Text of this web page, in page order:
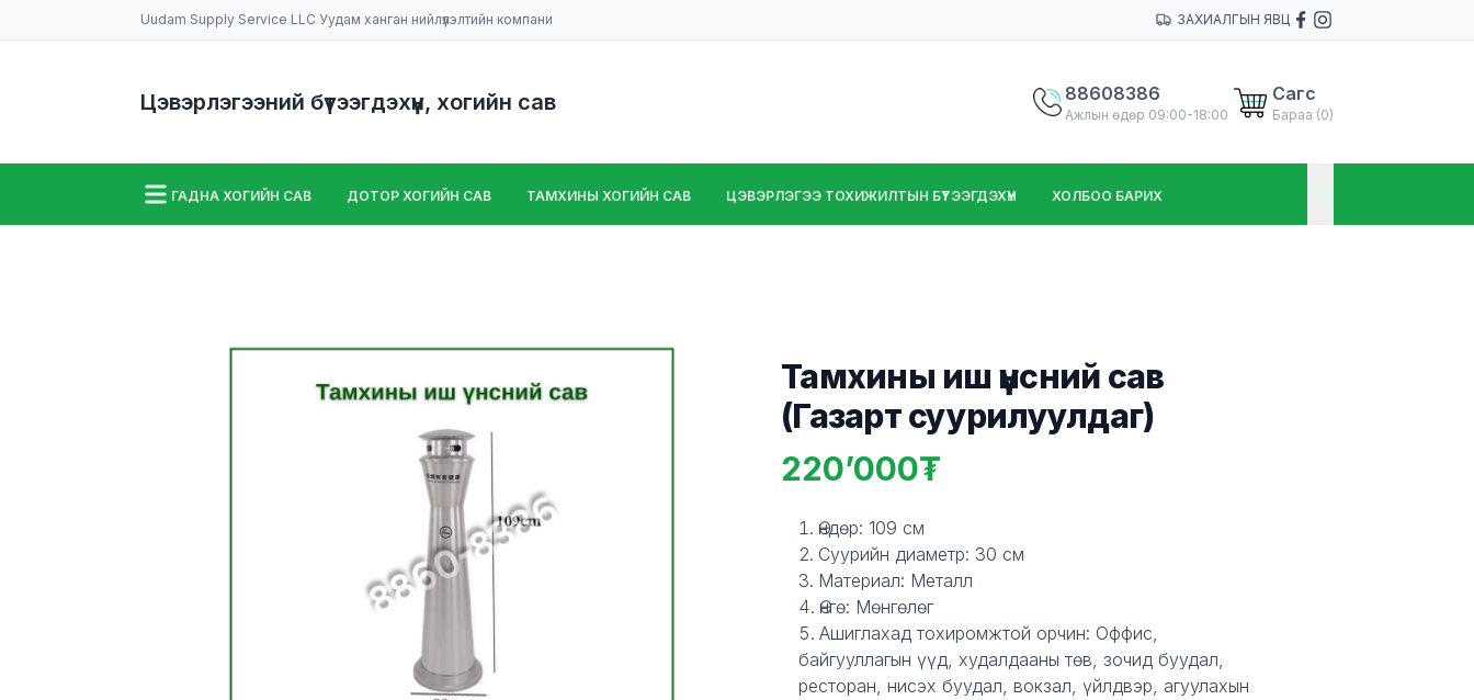
Uudam Supply Service LLC Уудам ханган нийлүүлэлтийн компани ЗАХИАЛГЫН ЯВЦ
Цэвэрлэгээний бүтээгдэхүүн, хогийн сав 88608386
Ажлын өдөр 09:00-18:00
Сагс
Бараа (0)
ГАДНА ХОГИЙН САВ ДОТОР ХОГИЙН САВ ТАМХИНЫ ХОГИЙН САВ ЦЭВЭРЛЭГЭЭ ТОХИЖИЛТЫН БҮТЭЭГДЭХҮҮН ХОЛБОО БАРИХ
Тамхины иш үнсний сав
(Газарт суурилуулдаг)
Product information
220’000
Description
Өндөр: 109 см
Суурийн диаметр: 30 см
Материал: Металл
Өнгө: Мөнгөлөг
Ашиглахад тохиромжтой орчин: Оффис,
байгууллагын үүд, худалдааны төв, зочид буудал,
ресторан, нисэх буудал, вокзал, үйлдвэр, агуулахын